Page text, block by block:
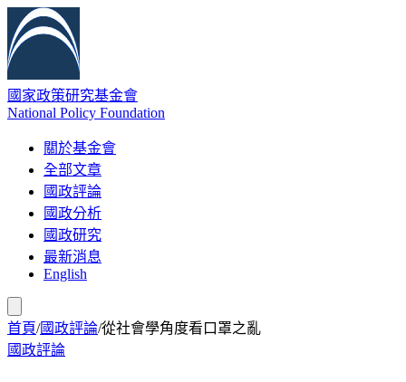
國家政策研究基金會
National Policy Foundation
關於基金會
全部文章
國政評論
國政分析
國政研究
最新消息
English
首頁/國政評論/從社會學角度看口罩之亂
國政評論